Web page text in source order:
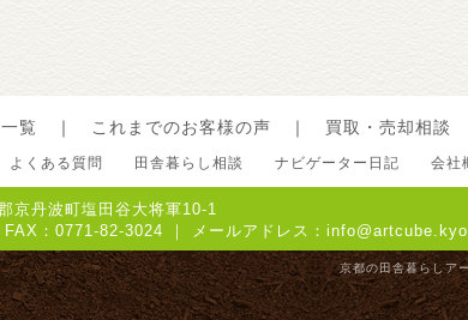
覧 ｜ これまでのお客様の声 ｜ 買取・売却相談
よくある質問 田舎暮らし相談 ナビゲーター日記 会社
京丹波町塩田谷大将軍10-1
：0771-82-3024 ｜ メールアドレス：
京都の田舎暮らしア